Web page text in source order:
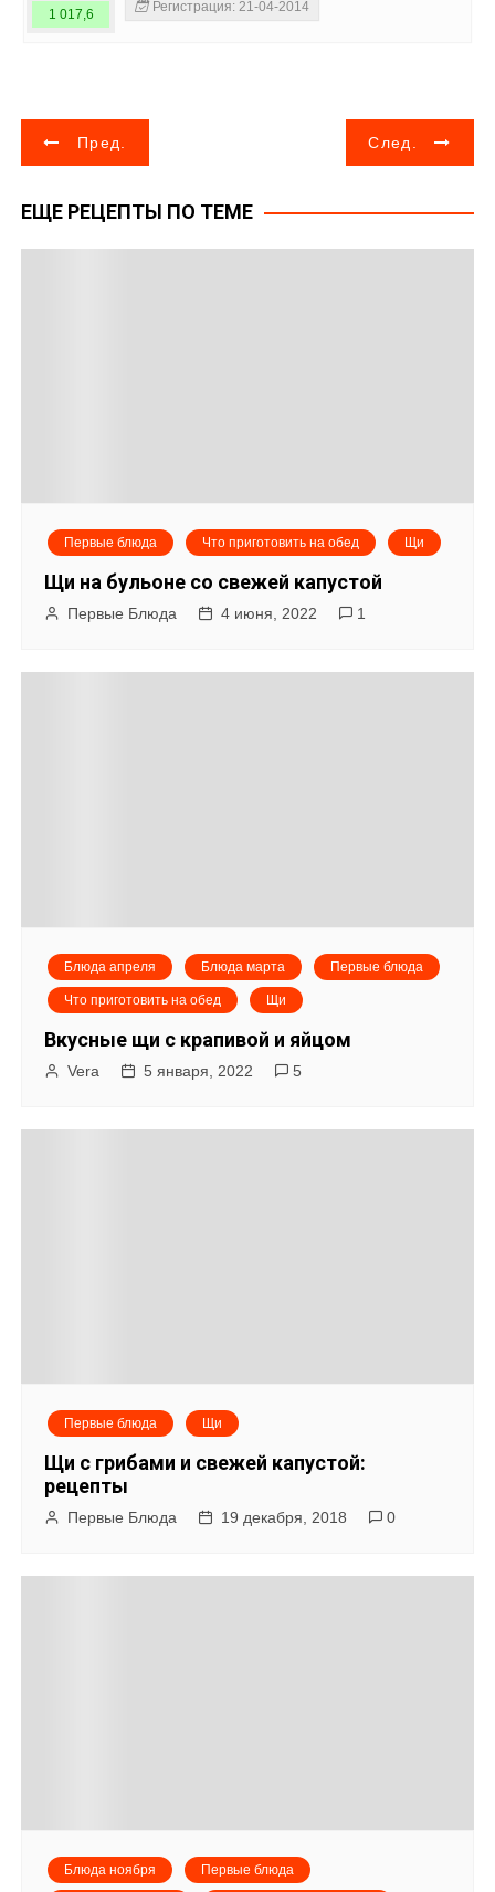
1 017,6 Регистрация: 21-04-2014
Н
в
з
м
Пред. След.
ЕЩЕ РЕЦЕПТЫ ПО ТЕМЕ
Первые блюда Что приготовить на обед Щи
Щи на бульоне со свежей капустой
Первые Блюда 4 июня, 2022 1
Блюда апреля Блюда марта Первые блюда
Что приготовить на обед Щи
Вкусные щи с крапивой и яйцом
Vera 5 января, 2022 5
Первые блюда Щи
Щи с грибами и свежей капустой:
рецепты
Первые Блюда 19 декабря, 2018 0
Блюда ноября Первые блюда